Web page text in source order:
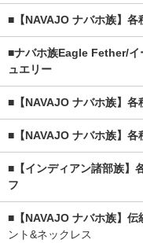
■【NAVAJO ナバホ族】各
■ナバホ族Eagle Fether/イ
ュエリー
■【NAVAJO ナバホ族】各
■【NAVAJO ナバホ族】各
■【インディアン諸部族】
フ
■【NAVAJO ナバホ族】伝
ント&ネックレス